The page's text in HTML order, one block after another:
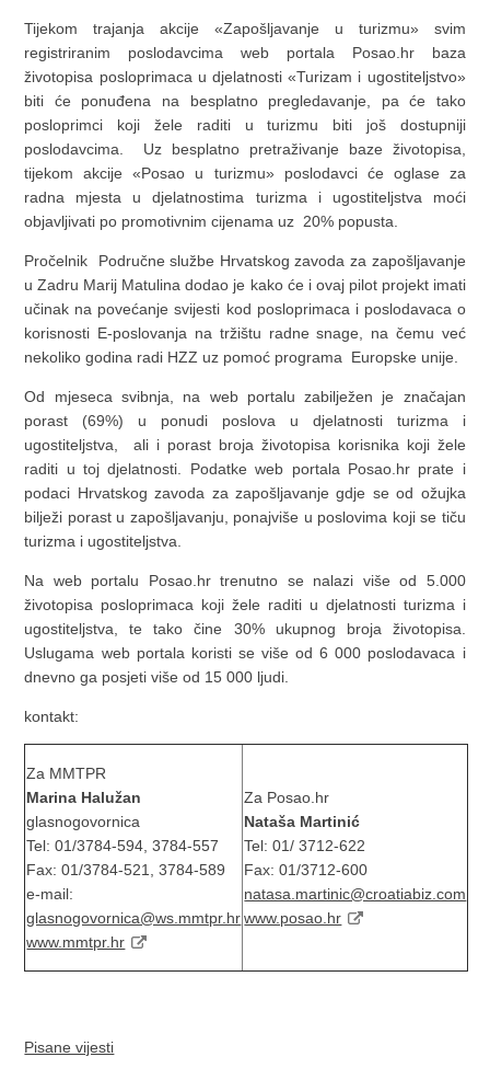
Tijekom trajanja akcije «Zapošljavanje u turizmu» svim
registriranim poslodavcima web portala Posao.hr baza
životopisa posloprimaca u djelatnosti «Turizam i ugostiteljstvo»
biti će ponuđena na besplatno pregledavanje, pa će tako
posloprimci koji žele raditi u turizmu biti još dostupniji
poslodavcima. Uz besplatno pretraživanje baze životopisa,
tijekom akcije «Posao u turizmu» poslodavci će oglase za
radna mjesta u djelatnostima turizma i ugostiteljstva moći
objavljivati po promotivnim cijenama uz 20% popusta.
Pročelnik Područne službe Hrvatskog zavoda za zapošljavanje
u Zadru Marij Matulina dodao je kako će i ovaj pilot projekt imati
učinak na povećanje svijesti kod posloprimaca i poslodavaca o
korisnosti E-poslovanja na tržištu radne snage, na čemu već
nekoliko godina radi HZZ uz pomoć programa Europske unije.
Od mjeseca svibnja, na web portalu zabilježen je značajan
porast (69%) u ponudi poslova u djelatnosti turizma i
ugostiteljstva, ali i porast broja životopisa korisnika koji žele
raditi u toj djelatnosti. Podatke web portala Posao.hr prate i
podaci Hrvatskog zavoda za zapošljavanje gdje se od ožujka
bilježi porast u zapošljavanju, ponajviše u poslovima koji se tiču
turizma i ugostiteljstva.
Na web portalu Posao.hr trenutno se nalazi više od 5.000
životopisa posloprimaca koji žele raditi u djelatnosti turizma i
ugostiteljstva, te tako čine 30% ukupnog broja životopisa.
Uslugama web portala koristi se više od 6 000 poslodavaca i
dnevno ga posjeti više od 15 000 ljudi.
kontakt:
Za MMTPR
Marina Halužan
glasnogovornica
Tel: 01/3784-594, 3784-557
Fax: 01/3784-521, 3784-589
e-mail:
glasnogovornica@ws.mmtpr.hr
www.mmtpr.hr
Za Posao.hr
Nataša Martinić
Tel: 01/ 3712-622
Fax: 01/3712-600
natasa.martinic@croatiabiz.com
www.posao.hr
Pisane vijesti